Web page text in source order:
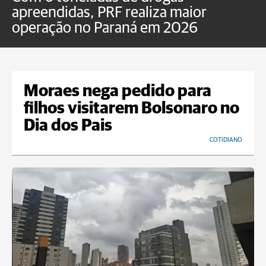
apreendidas, PRF realiza maior
operação no Paraná em 2026
Moraes nega pedido para
filhos visitarem Bolsonaro no
Dia dos Pais
COTIDIANO